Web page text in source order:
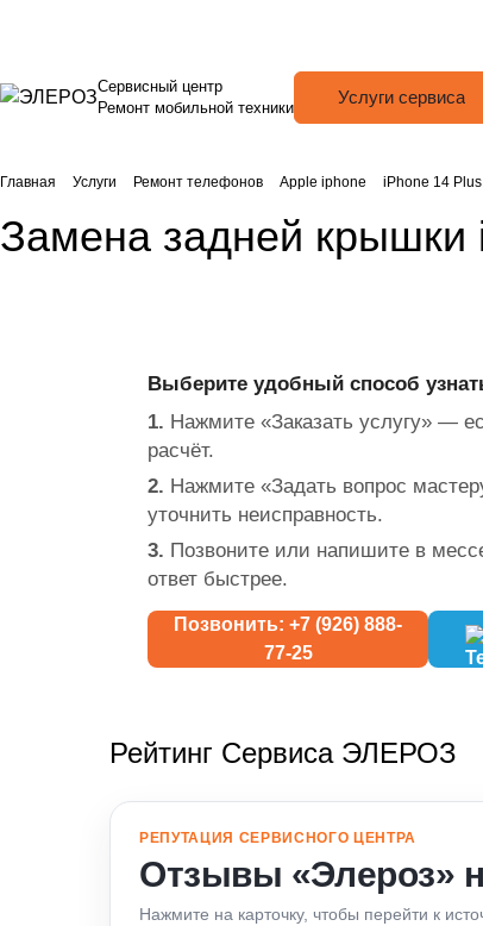
Сервисный центр
Ремонт мобильной техники
Услуги сервиса
Главная Услуги Ремонт телефонов Apple iphone iPhone 14 Plus
Замена задней крышки
Выберите удобный способ
1. Нажмите «Заказать услугу» —
расчёт.
2. Нажмите «Задать вопрос
уточнить неисправность.
3. Позвоните или напишите в
ответ быстрее.
Позвонить: +7 (926) 888-
77-25
Рейтинг Сервиса ЭЛЕРОЗ
РЕПУТАЦИЯ СЕРВИСНОГО ЦЕНТРА
Отзывы «Элероз»
Нажмите на карточку, чтобы перейти к